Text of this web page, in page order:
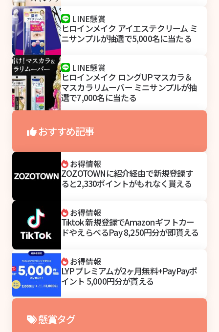
LINE懸賞
ヒロインメイク アイエステクリーム ミ
ニサンプルが抽選で5,000名に当たる
LINE懸賞
ヒロインメイク ロングUPマスカラ＆
マスカラリムーバー ミニサンプルが抽
選で7,000名に当たる
おすすめ記事
お得情報
ZOZOTOWNに紹介経由で新規登録す
ると2,330ポイントがもれなく貰える
お得情報
Tiktok 新規登録でAmazonギフトカー
ドやえらべるPay 8,250円分が即貰える
お得情報
LYPプレミアムが2ヶ月無料+PayPayポ
イント 5,000円分が貰える
懸賞タグ